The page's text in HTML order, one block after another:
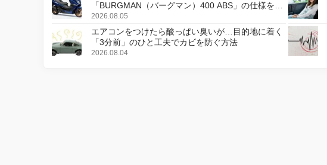
「BURGMAN（バーグマン）400 ABS」の仕様を変
更し、8月18日に発売
2026.08.05
エアコンをつけたら酸っぱい臭いが…目的地に着く
「3分前」のひと工夫でカビを防ぐ方法
2026.08.04